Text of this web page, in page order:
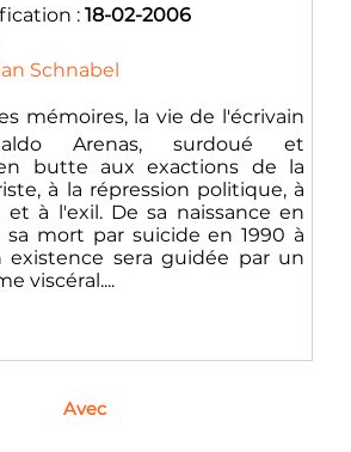
: 18-02-2006
Schnabel
mémoires, la vie de l'écrivain
Arenas, surdoué et
butte aux exactions de la
à la répression politique, à
et à l'exil. De sa naissance en
sa mort par suicide en 1990 à
existence sera guidée par un
viscéral....
Avec